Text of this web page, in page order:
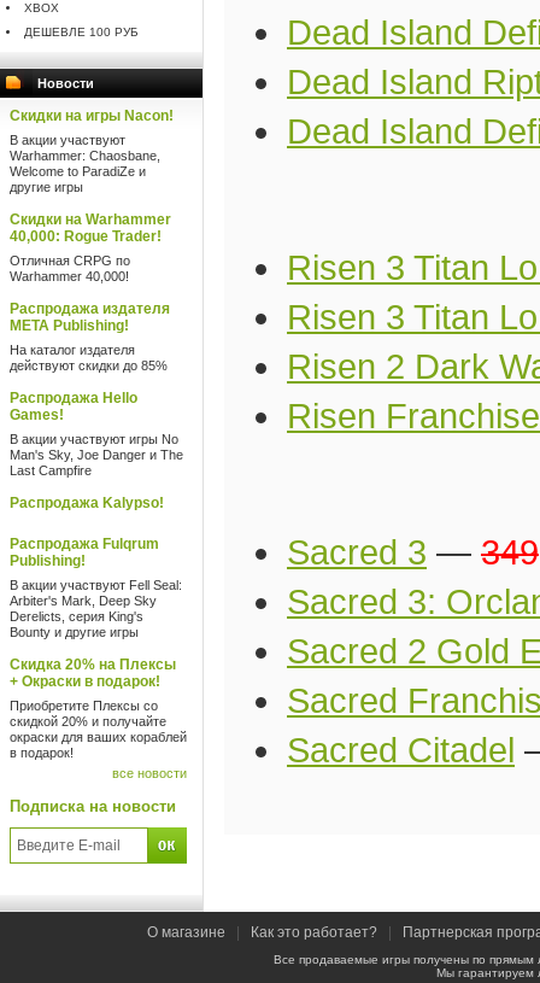
XBOX
ДЕШЕВЛЕ 100 РУБ
Новости
Скидки на игры Nacon!
В акции участвуют
Warhammer: Chaosbane,
Welcome to ParadiZe и
другие игры
Скидки на Warhammer
40,000: Rogue Trader!
Отличная CRPG по
Warhammer 40,000!
Распродажа издателя
META Publishing!
На каталог издателя
действуют скидки до 85%
Распродажа Hello
Games!
В акции участвуют игры No
Man's Sky, Joe Danger и The
Last Campfire
Распродажа Kalypso!
Распродажа Fulqrum
Publishing!
В акции участвуют Fell Seal:
Arbiter's Mark, Deep Sky
Derelicts, серия King's
Bounty и другие игры
Скидка 20% на Плексы
+ Окраски в подарок!
Приобретите Плексы со
скидкой 20% и получайте
окраски для ваших кораблей
в подарок!
все новости
Подписка на новости
Dead Island
Dead Island
Dead Island
Risen 3 Titan
Risen 3 Titan
Risen 2 Dark
Risen
Sacred 3 — 349
Sacred 3:
Sacred 2 Gold
Sacred
Sacred Citadel
О магазине Как это работает? Партнерская
Все продаваемые игры получены по
Мы гарантируем